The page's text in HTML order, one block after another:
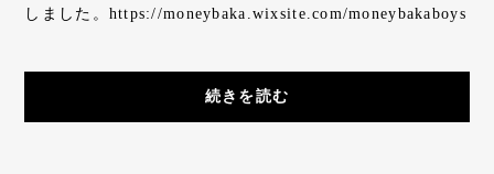
しました。https://moneybaka.wixsite.com/moneybakaboys
続きを読む